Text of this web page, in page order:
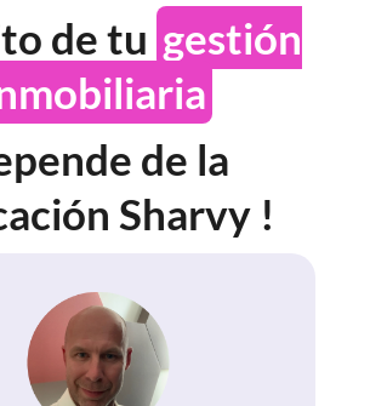
de tu gestión
de la
Sharvy !